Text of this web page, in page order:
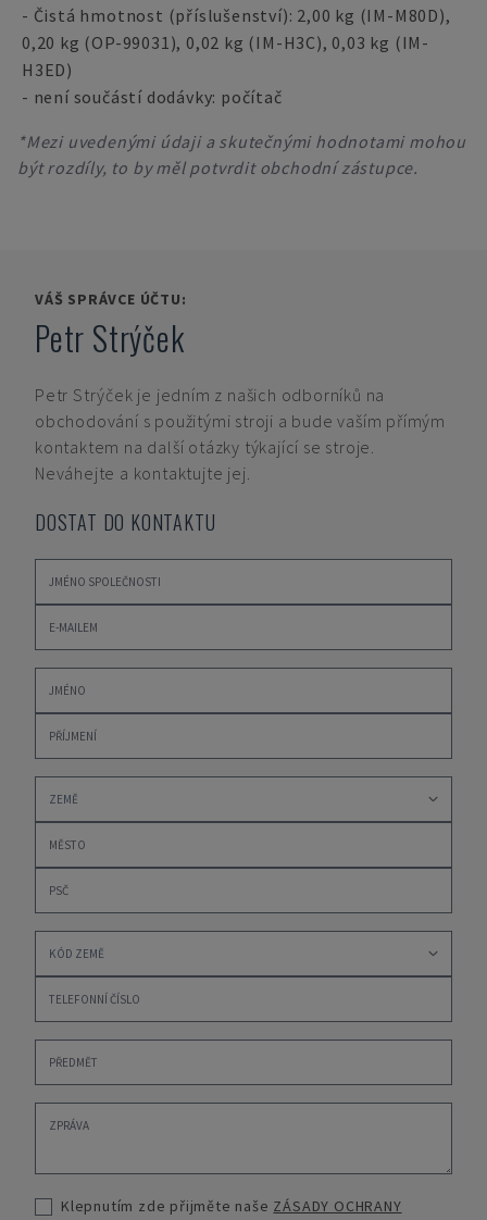
- Čistá hmotnost (příslušenství): 2,00 kg (IM-M80D),
0,20 kg (OP-99031), 0,02 kg (IM-H3C), 0,03 kg (IM-
H3ED)
- není součástí dodávky: počítač
*Mezi uvedenými údaji a skutečnými hodnotami mohou
být rozdíly, to by měl potvrdit obchodní zástupce.
VÁŠ SPRÁVCE ÚČTU:
Petr Strýček
Petr Strýček je jedním z našich odborníků na
obchodování s použitými stroji a bude vaším přímým
kontaktem na další otázky týkající se stroje.
Neváhejte a kontaktujte jej.
DOSTAT DO KONTAKTU
Klepnutím zde přijměte naše ZÁSADY OCHRANY